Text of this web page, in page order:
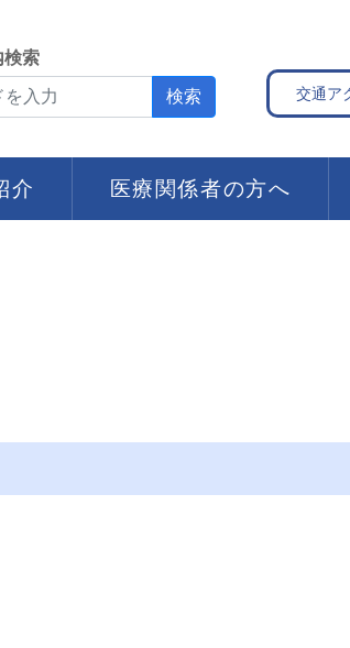
検索
検索 交通ア
介 医療関係者の方へ